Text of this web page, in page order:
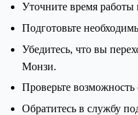
Уточните время работы
Подготовьте
Убедитесь, что вы
Монзи.
Проверьте
Обратитесь в службу